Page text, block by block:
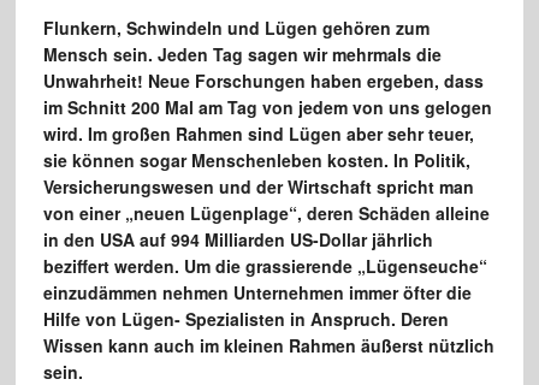
Flunkern, Schwindeln und Lügen gehören zum
Mensch sein. Jeden Tag sagen wir mehrmals die
Unwahrheit! Neue Forschungen haben ergeben, dass
im Schnitt 200 Mal am Tag von jedem von uns gelogen
wird. Im großen Rahmen sind Lügen aber sehr teuer,
sie können sogar Menschenleben kosten. In Politik,
Versicherungswesen und der Wirtschaft spricht man
von einer „neuen Lügenplage“, deren Schäden alleine
in den USA auf 994 Milliarden US-Dollar jährlich
beziffert werden. Um die grassierende „Lügenseuche“
einzudämmen nehmen Unternehmen immer öfter die
Hilfe von Lügen- Spezialisten in Anspruch. Deren
Wissen kann auch im kleinen Rahmen äußerst nützlich
sein.